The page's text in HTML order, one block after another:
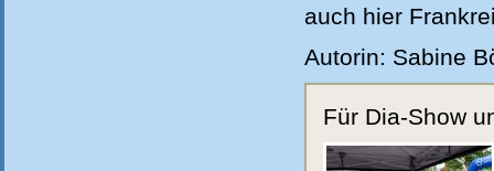
auch hier
Autorin: Sabine
Für Dia-Show